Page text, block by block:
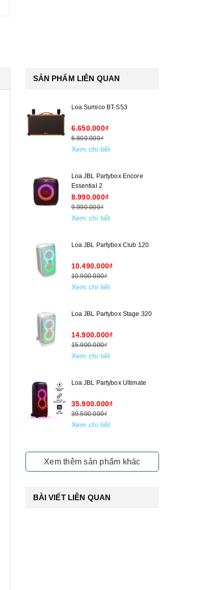
SẢN PHẨM LIÊN QUAN
Loa Sumico BT-S53
6.650.000₫
6.800.000₫
Xem chi tiết
Loa JBL Partybox Encore
Essential 2
8.990.000₫
9.990.000₫
Xem chi tiết
Loa JBL Partybox Club 120
10.490.000₫
10.900.000₫
Xem chi tiết
Loa JBL Partybox Stage 320
14.900.000₫
15.900.000₫
Xem chi tiết
Loa JBL Partybox Ultimate
35.900.000₫
39.500.000₫
Xem chi tiết
Xem thêm sản phẩm khác
BÀI VIẾT LIÊN QUAN